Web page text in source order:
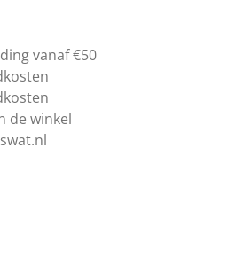
vanaf €50
de winkel